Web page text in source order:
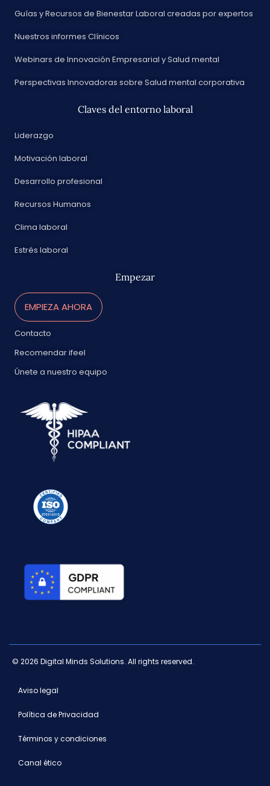
Guías y Recursos de Bienestar Laboral creadas por expertos
Nuestros informes Clínicos
Webinars de Innovación Empresarial y Salud mental
Perspectivas Innovadoras sobre Salud mental corporativa
Claves del entorno laboral
Liderazgo
Motivación laboral
Desarrollo profesional
Recursos Humanos
Clima laboral
Estrés laboral
Empezar
EMPIEZA AHORA
Contacto
Recomendar ifeel
Únete a nuestro equipo
© 2026 Digital Minds Solutions. All rights reserved.
Aviso legal
Política de Privacidad
Términos y condiciones
Canal ético